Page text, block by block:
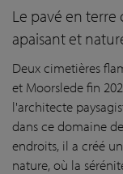
Le pavé en
apaisant et
Deux cimetières
et Moorslede fin
l'architecte
dans ce domaine
endroits, il a créé
nature, où la